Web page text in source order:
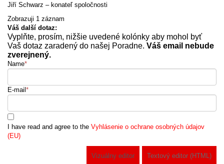
Jiří Schwarz – konateľ spoločnosti
Zobrazuji 1 záznam
Váš další dotaz:
Vyplňte, prosím, nižšie uvedené kolónky aby mohol byť
Vaš dotaz zaradený do našej Poradne. Váš email nebude
zverejnený.
Name*
E-mail *
I have read and agree to the Vyhlásenie o ochrane osobných údajov
(EU)
Vizuálny editor Textový editor (HTML)